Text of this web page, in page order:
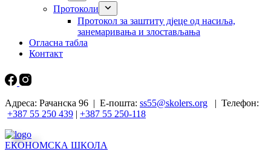
Протоколи
Прoтокол за заштиту дјеце од насиља,
занемаривања и злостављања
Огласна табла
Контакт
Адреса: Рачанска 96 | Е-пошта: ss55@skolers.org | Телефон:
+387 55 250 439 | +387 55 250-118
ЕКОНОМСКА ШКОЛА